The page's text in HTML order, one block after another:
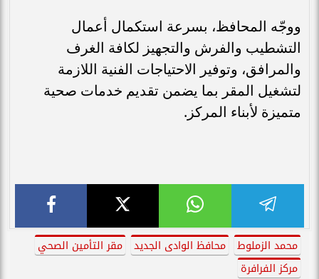
ووجّه المحافظ، بسرعة استكمال أعمال
التشطيب والفرش والتجهيز لكافة الغرف
والمرافق، وتوفير الاحتياجات الفنية اللازمة
لتشغيل المقر بما يضمن تقديم خدمات صحية
متميزة لأبناء المركز.
محمد الزملوط محافظ الوادى الجديد
مقر التأمين الصحي
مركز الفرافرة